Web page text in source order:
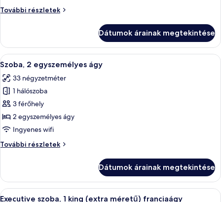
2
További részletek
Prémium
ágy
további
részletei
Dátumok árainak megtekintése
A
következő
szoba
összes
képének
megtekintése:
Szoba,
egyszemélyes
Egy szállodai szoba két ággyal,
8
Szoba, 2 egyszemélyes ágy
33 négyzetméter
1 hálószoba
3 férőhely
2 egyszemélyes ágy
Ingyenes wifi
További részletek
Szoba,
további
részletei
Dátumok árainak megtekintése
A
Egy szállodai szoba, amelyben egy
11
Executive szoba, 1 king (extra méretű) franciaágy